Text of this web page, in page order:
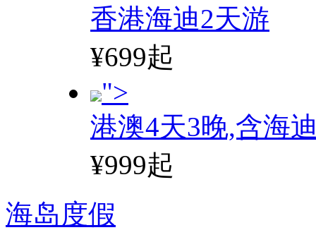
香港海迪2天游
¥699起
">
港澳4天3晚,含海
¥999起
海岛度假